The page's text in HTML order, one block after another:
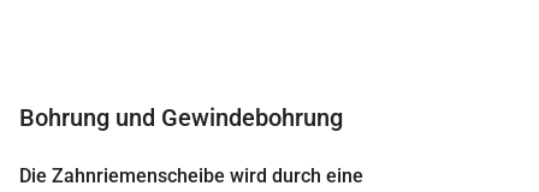
Bohrung und Gewindebohrung
Die Zahnriemenscheibe wird durch eine